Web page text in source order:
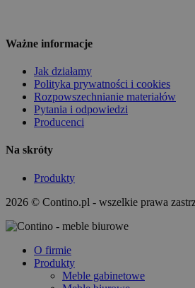
Ważne informacje
Jak działamy
Polityka prywatności i cookies
Rozpowszechnianie materiałów
Pytania i odpowiedzi
Producenci
Na skróty
Produkty
2026 © Contino.pl - wszelkie prawa
O firmie
Produkty
Meble gabinetowe